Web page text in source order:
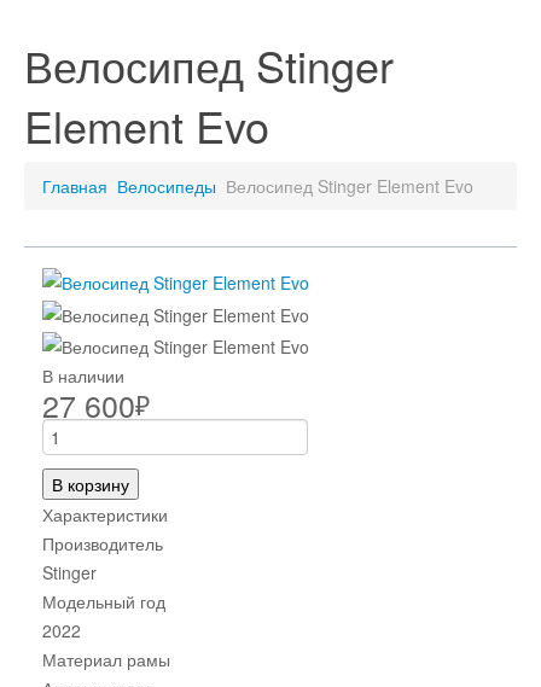
Велосипед Stinger
Element Evo
Главная Велосипеды Велосипед Stinger Element Evo
В наличии
27 600₽
В корзину
Характеристики
Производитель
Stinger
Модельный год
2022
Материал рамы